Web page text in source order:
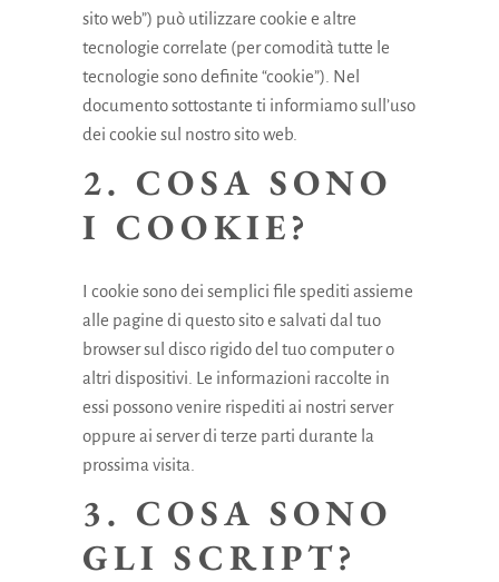
sito web”) può utilizzare cookie e altre
tecnologie correlate (per comodità tutte le
tecnologie sono definite “cookie”). Nel
documento sottostante ti informiamo sull’uso
dei cookie sul nostro sito web.
2. COSA SONO
I COOKIE?
I cookie sono dei semplici file spediti assieme
alle pagine di questo sito e salvati dal tuo
browser sul disco rigido del tuo computer o
altri dispositivi. Le informazioni raccolte in
essi possono venire rispediti ai nostri server
oppure ai server di terze parti durante la
prossima visita.
3. COSA SONO
GLI SCRIPT?